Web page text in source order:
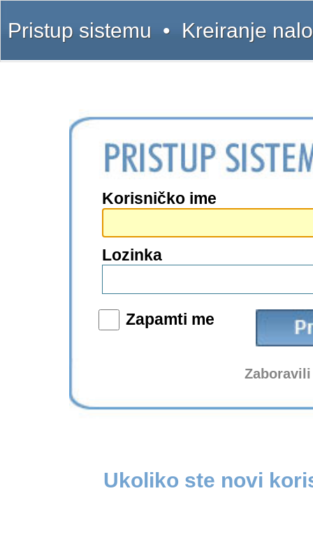
Pristup sistemu • Kreiranje
Korisničko ime
Lozinka
Zapamti me
Ukoliko ste novi